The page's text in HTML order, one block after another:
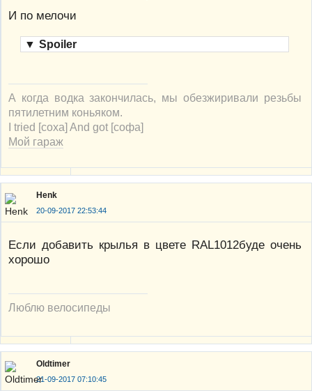
И по мелочи
▼ Spoiler
А когда водка закончилась, мы обезжиривали резьбы
пятилетним коньяком.
I tried [соха] And got [софа]
Мой гараж
Henk
20-09-2017 22:53:44
Если добавить крылья в цвете RAL1012буде очень
хорошо
Люблю велосипеды
Oldtimer
21-09-2017 07:10:45